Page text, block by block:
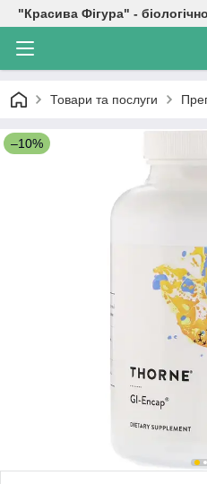
"Красива Фігура" -
Товари та послуги
–10%